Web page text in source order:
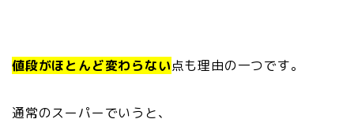
値段がほとんど変わらない点も理由の一つです。
通常のスーパーでいうと、